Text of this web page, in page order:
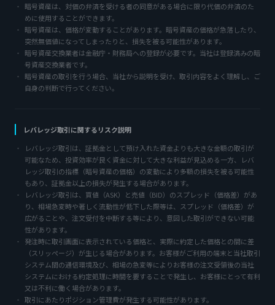
暗号資産は、対価の弁済を受ける者の同意がある場合に限り代価の弁済のた
めに使用することができます。
暗号資産は、価格が変動することがあります。暗号資産の価格が急落したり、
突然無価値になってしまったりと、損失を被る可能性があります。
暗号資産交換業者は金融庁・財務局への登録が必要です。当社は登録済みの暗
号資産交換業者です。
暗号資産の取引を行う場合、当社から説明を受け、取引内容をよく理解し、ご
自身の判断で行ってください。
レバレッジ取引に関するリスク説明
レバレッジ取引は、証拠金として預け入れた資金よりも大きな金額の取引が
可能なため、投資効率が良く資金に対して大きな利益が見込める一方、レバ
レッジ取引の指標（暗号資産の価格）の変動により多額の損失を被る可能性
もあり、証拠金以上の損失が発生する場合があります。
レバレッジ取引は、買値（ASK）と売値（BID）のスプレッド（価格差）があ
り、相場急変時や著しく流動性が低下した際等は、スプレッド（価格差）が
広がることや、注文受付を中断する等により、意図した取引ができない可能
性があります。
発注時に取引画面に表示されている価格と、実際に約定した価格との間に差
（スリッページ）が生じる場合があります。お客様がご利用の端末と当社取引
システム間の通信環境及び、相場の急変等によりお客様の注文受領後の当社
システムにおける約定処理に時間を要することで発生し、お客様にとって有利
又は不利に働く場合があります。
取引にあたりポジション管理費が発生する可能性があります。